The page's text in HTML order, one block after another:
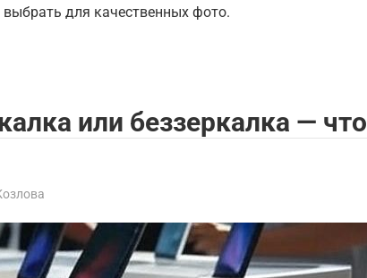
для качественных фото.
или беззеркалка — что